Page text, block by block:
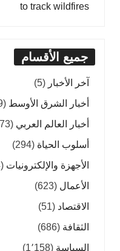
to track wildfires
جميع الأقسام
آخر الأخبار (5)
أخبار الشرق الأوسط (379)
أخبار العالم العربي (173)
أسلوب الحياة (294)
الأجهزة والإلكترونيات (804)
الأعمال (623)
الاقتصاد (51)
الثقافة (686)
السياسة (1٬158)